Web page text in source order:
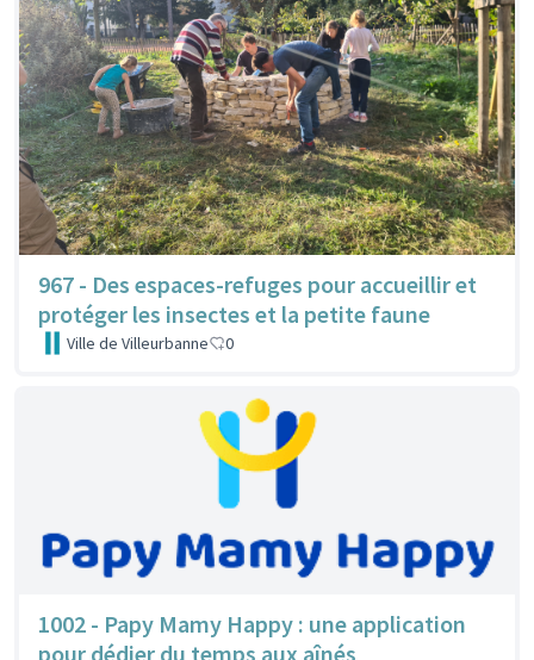
967 - Des espaces-refuges pour accueillir et
protéger les insectes et la petite faune
Ville de Villeurbanne 0
1002 - Papy Mamy Happy : une application
pour dédier du temps aux aînés